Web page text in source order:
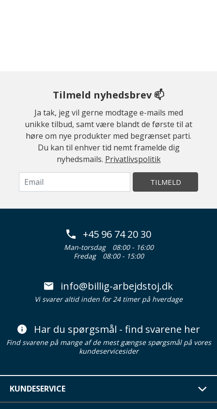
Tilmeld nyhedsbrev 📫
Ja tak, jeg vil gerne modtage e-mails med
unikke tilbud, samt være blandt de første til at
høre om nye produkter med begrænset parti.
Du kan til enhver tid nemt framelde dig
nyhedsmails. Privatlivspolitik
TILMELD
+45 96 74 20 30
Man-torsdag
08:00 - 16:00
Fredag
08:00 - 15:00
info@billig-arbejdstoj.dk
Vi svarer altid inden for 24 timer på hverdage
Har du spørgsmål - find svarene her
Find svarene på mange af de mest gængse spørgsmål på vores
kundeservicesider
KUNDESERVICE